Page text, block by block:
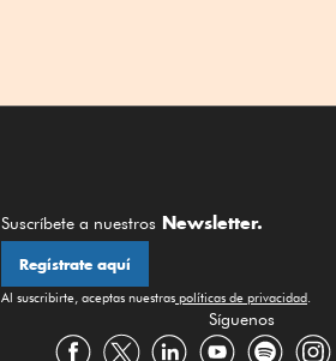
Suscríbete a nuestros Newsletter.
Regístrate aquí
Al suscribirte, aceptas nuestras políticas de privacidad
Síguenos